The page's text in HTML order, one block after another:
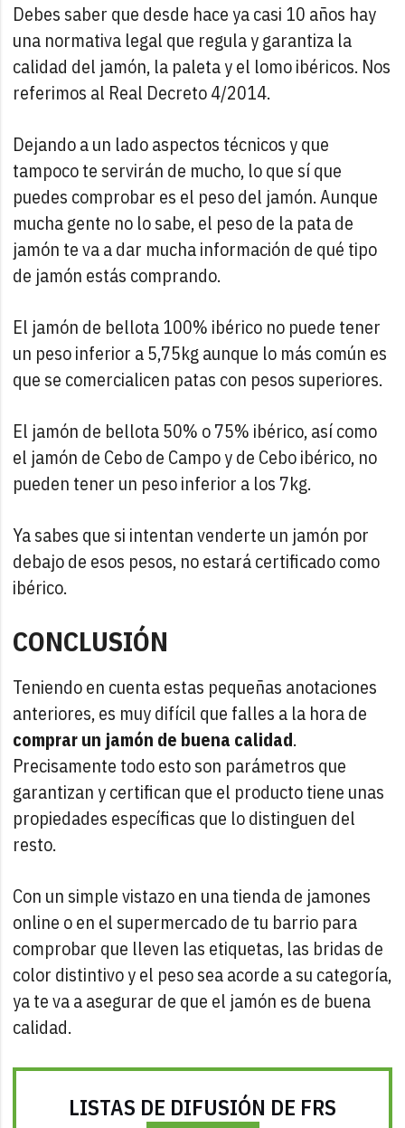
Debes saber que desde hace ya casi 10 años hay
una normativa legal que regula y garantiza la
calidad del jamón, la paleta y el lomo ibéricos. Nos
referimos al Real Decreto 4/2014.
Dejando a un lado aspectos técnicos y que
tampoco te servirán de mucho, lo que sí que
puedes comprobar es el peso del jamón. Aunque
mucha gente no lo sabe, el peso de la pata de
jamón te va a dar mucha información de qué tipo
de jamón estás comprando.
El jamón de bellota 100% ibérico no puede tener
un peso inferior a 5,75kg aunque lo más común es
que se comercialicen patas con pesos superiores.
El jamón de bellota 50% o 75% ibérico, así como
el jamón de Cebo de Campo y de Cebo ibérico, no
pueden tener un peso inferior a los 7kg.
Ya sabes que si intentan venderte un jamón por
debajo de esos pesos, no estará certificado como
ibérico.
CONCLUSIÓN
Teniendo en cuenta estas pequeñas anotaciones
anteriores, es muy difícil que falles a la hora de
comprar un jamón de buena calidad.
Precisamente todo esto son parámetros que
garantizan y certifican que el producto tiene unas
propiedades específicas que lo distinguen del
resto.
Con un simple vistazo en una tienda de jamones
online o en el supermercado de tu barrio para
comprobar que lleven las etiquetas, las bridas de
color distintivo y el peso sea acorde a su categoría,
ya te va a asegurar de que el jamón es de buena
calidad.
LISTAS DE DIFUSIÓN DE FRS